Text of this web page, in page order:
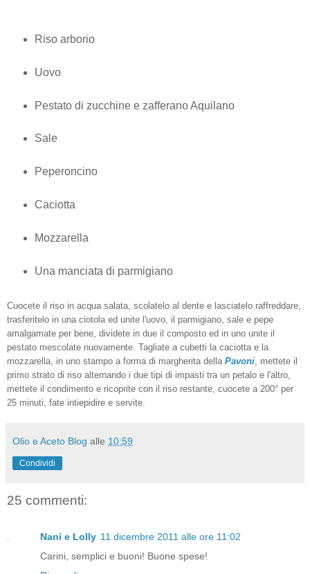
Riso arborio
Uovo
Pestato di zucchine e zafferano Aquilano
Sale
Peperoncino
Caciotta
Mozzarella
Una manciata di parmigiano
Cuocete il riso in acqua salata, scolatelo al dente e lasciatelo raffreddare,
trasferitelo in una ciotola ed unite l'uovo, il parmigiano, sale e pepe
amalgamate per bene, dividete in due il composto ed in uno unite il
pestato mescolate nuovamente. Tagliate a cubetti la caciotta e la
mozzarella, in uno stampo a forma di margherita della Pavoni, mettete il
primo strato di riso alternando i due tipi di impasti tra un petalo e l'altro,
mettete il condimento e ricoprite con il riso restante, cuocete a 200° per
25 minuti, fate intiepidire e servite.
Olio e Aceto Blog alle 10:59
Condividi
25 commenti:
Nani e Lolly 11 dicembre 2011 alle ore 11:02
Carini, semplici e buoni! Buone spese!